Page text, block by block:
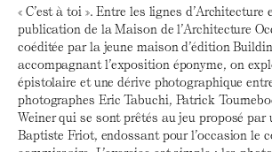
« C’est à toi ». Entre les lignes d’Architecture
publication de la Maison de l’Architecture
coéditée par la jeune maison d’édition
accompagnant l’exposition éponyme, on
épistolaire et une dérive photographique
photographes Eric Tabuchi, Patrick
Weiner qui se sont prêtés au jeu proposé par
Baptiste Friot, endossant pour l’occasion le